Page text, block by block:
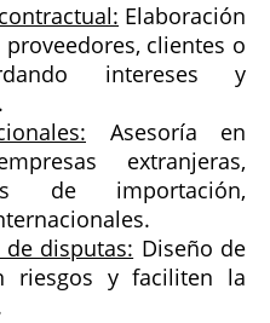
Elaboración
clientes o
intereses y
Asesoría en
extranjeras,
de importación,
disputas: Diseño de
riesgos y faciliten la